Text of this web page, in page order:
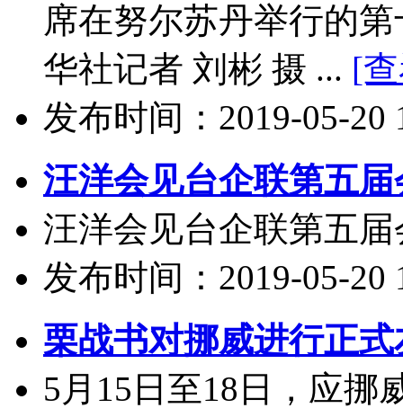
席在努尔苏丹举行的
华社记者 刘彬 摄 ... [
发布时间：2019-05-20
汪洋会见台企联第五
汪洋会见台企联第五
发布时间：2019-05-20
栗战书对挪威进行正
5月15日至18日，应挪